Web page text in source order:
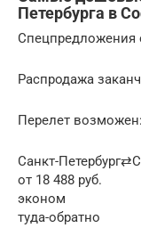
Петербурга в
Спецпредложения
Распродажа
Перелет
Санкт-
от 18 488 руб.
эконом
туда-обратно